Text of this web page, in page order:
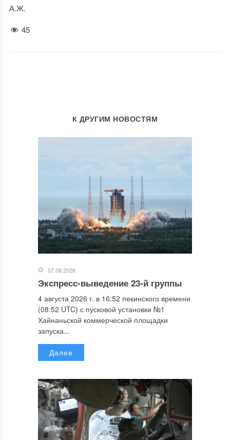
А.Ж.
45
К ДРУГИМ НОВОСТЯМ
07.08.2026
Экспресс-выведение 23-й группы
4 августа 2026 г. в 16:52 пекинского времени
(08:52 UTC) с пусковой установки №1
Хайнаньской коммерческой площадки
запуска...
Далее